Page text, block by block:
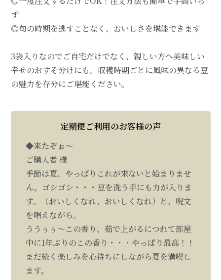
ず
◎旬の時期を逃すことなく、おいしさを堪能できます
3袋入りなのでご自宅だけでなく、親しい方へ美味しい
幸せのおすそ分けにも。収穫時期ごとに風味の異なる豆
の魅力を存分にご堪能ください。
定期便ご利用のお客様の声
◆来たぞぉ～
ご購入者 様
季節は夏、やっぱりこれが来ないと始まりませ
ん。ゴシゴシ・・・豆を洗う手にも力が入りま
す。（おいしくなれ、おいしくなれ）と、呪文
を唱えながら。
ううぅぅ～この香り、茹で上がるにつれて部屋
中に1年ぶりのこの香り・・・やっぱり最高！！
まだ続く楽しみを心待ちにしながら夏を満喫し
ます。